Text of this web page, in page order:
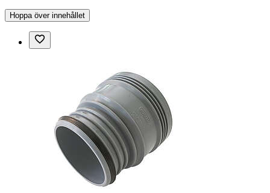
Hoppa över innehållet